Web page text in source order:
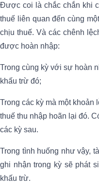
Được coi là chắc chắn khi
thuế liên quan đến cùng
chịu thuế. Và các chênh
được hoàn nhập:
Trong cùng kỳ với sự hoàn
khấu trừ đó;
Trong các kỳ mà một khoản
thuế thu nhập hoãn lại đó.
các kỳ sau.
Trong tình huống như vậy,
ghi nhận trong kỳ sẽ phát
khấu trừ.